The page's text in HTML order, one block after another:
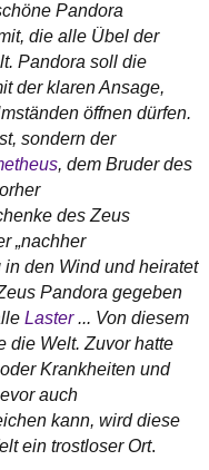
Pandora
die alle Übel der
Pandora soll die
der klaren Ansage,
öffnen dürfen.
sondern der
, dem Bruder des
des Zeus
„nachher
den Wind und heiratet
Pandora gegeben
Laster... Von diesem
die Welt. Zuvor hatte
Krankheiten und
auch
kann, wird diese
ein trostloser Ort.